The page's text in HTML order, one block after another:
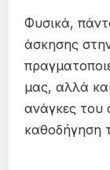
Φυσικά,
άσκησης
μας, αλλά
ανάγκες του
καθοδήγηση